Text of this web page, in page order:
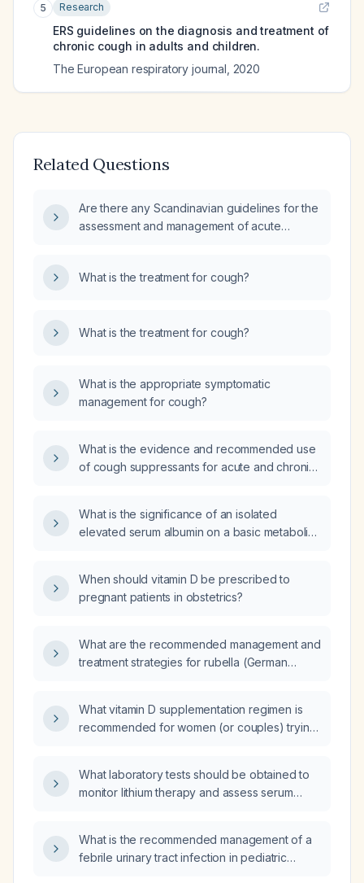
5 Research
ERS guidelines on the diagnosis and treatment of
chronic cough in adults and children.
The European respiratory journal 2020
Related Questions
Are there any Scandinavian guidelines for the
assessment and management of acute
What is the treatment for cough?
What is the treatment for cough?
What is the appropriate symptomatic
management for cough?
What is the evidence and recommended use
of cough suppressants for acute and chronic
What is the significance of an isolated
elevated serum albumin on a basic metabolic
When should vitamin D be prescribed to
pregnant patients in obstetrics?
What are the recommended management and
treatment strategies for rubella (German
What vitamin D supplementation regimen is
recommended for women (or couples) trying
What laboratory tests should be obtained to
monitor lithium therapy and assess serum
What is the recommended management of a
febrile urinary tract infection in pediatric